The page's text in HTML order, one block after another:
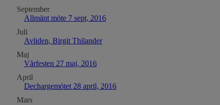
September
Allmänt möte 7 sept, 2016
Juli
Avliden, Birgit Thilander
Maj
Vårfesten 27 maj, 2016
April
Dechargemötet 28 april, 2016
Mars